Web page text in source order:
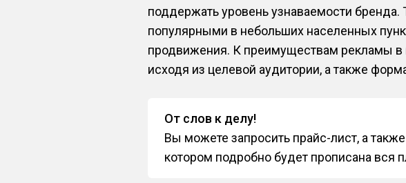
поддержать уровень узнаваемости
популярными в небольших населенных
продвижения. К преимуществам рекламы
исходя из целевой аудитории, а также
От слов к делу!
Вы можете запросить прайс-лист, а
котором подробно будет прописана вся